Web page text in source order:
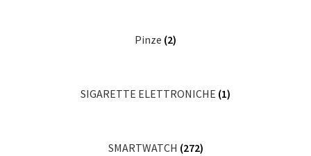
Pinze (2)
SIGARETTE ELETTRONICHE (1)
SMARTWATCH (272)